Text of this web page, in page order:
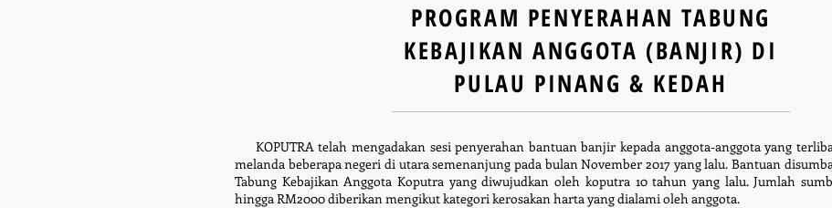
PROGRAM PENYERAHAN TABUNG
KEBAJIKAN ANGGOTA (BANJIR) DI
PULAU PINANG & KEDAH
KOPUTRA telah mengadakan sesi penyerahan bantuan banjir kepada anggota-anggota yang
melanda beberapa negeri di utara semenanjung pada bulan November 2017 yang lalu. Bantuan
Tabung Kebajikan Anggota Koputra yang diwujudkan oleh koputra 10 tahun yang lalu. Jumlah
hingga RM2000 diberikan mengikut kategori kerosakan harta yang dialami oleh anggota.